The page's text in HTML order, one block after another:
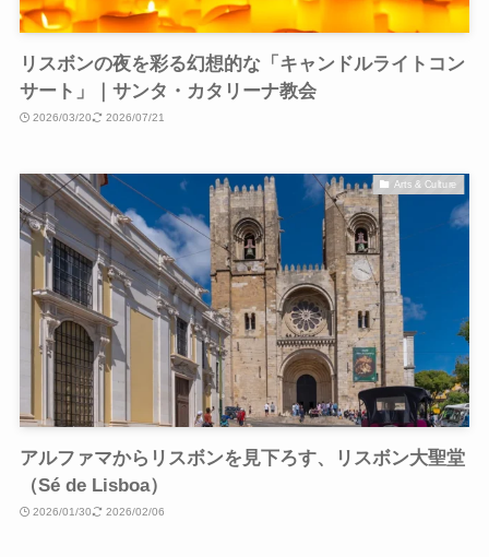
リスボンの夜を彩る幻想的な「キャンドルライトコン
サート」｜サンタ・カタリーナ教会
2026/03/20 2026/07/21
Arts & Culture
アルファマからリスボンを見下ろす、リスボン大聖堂
（Sé de Lisboa）
2026/01/30 2026/02/06